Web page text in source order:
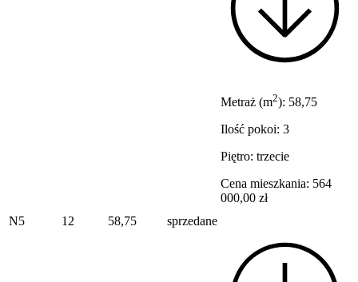
N5 12 58,75 sprzedane
Metraż (m2): 58,75
Ilość pokoi: 3
Piętro: trzecie
Cena mieszkania: 564
000,00 zł